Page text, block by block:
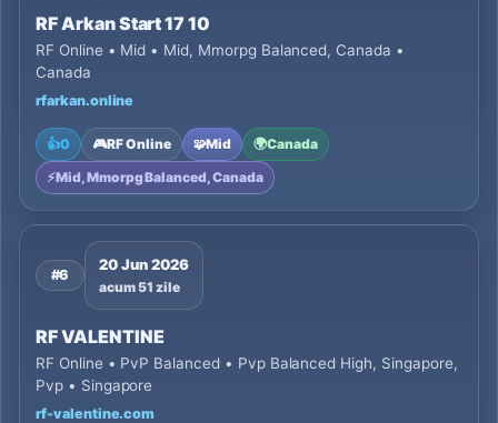
RF Arkan Start 17 10
RF Online • Mid • Mid, Mmorpg Balanced, Canada •
Canada
rfarkan.online
👍0 🎮RF Online 🧩Mid 🌍Canada
⚡Mid, Mmorpg Balanced, Canada
#6
20 Jun 2026
acum 51 zile
RF VALENTINE
RF Online • PvP Balanced • Pvp Balanced High, Singapore,
Pvp • Singapore
rf-valentine.com